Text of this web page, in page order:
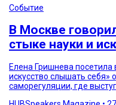
Событие
В Москве
стыке науки и
Елена Гришнева посетила
искусство слышать себя»
саморегуляции, где